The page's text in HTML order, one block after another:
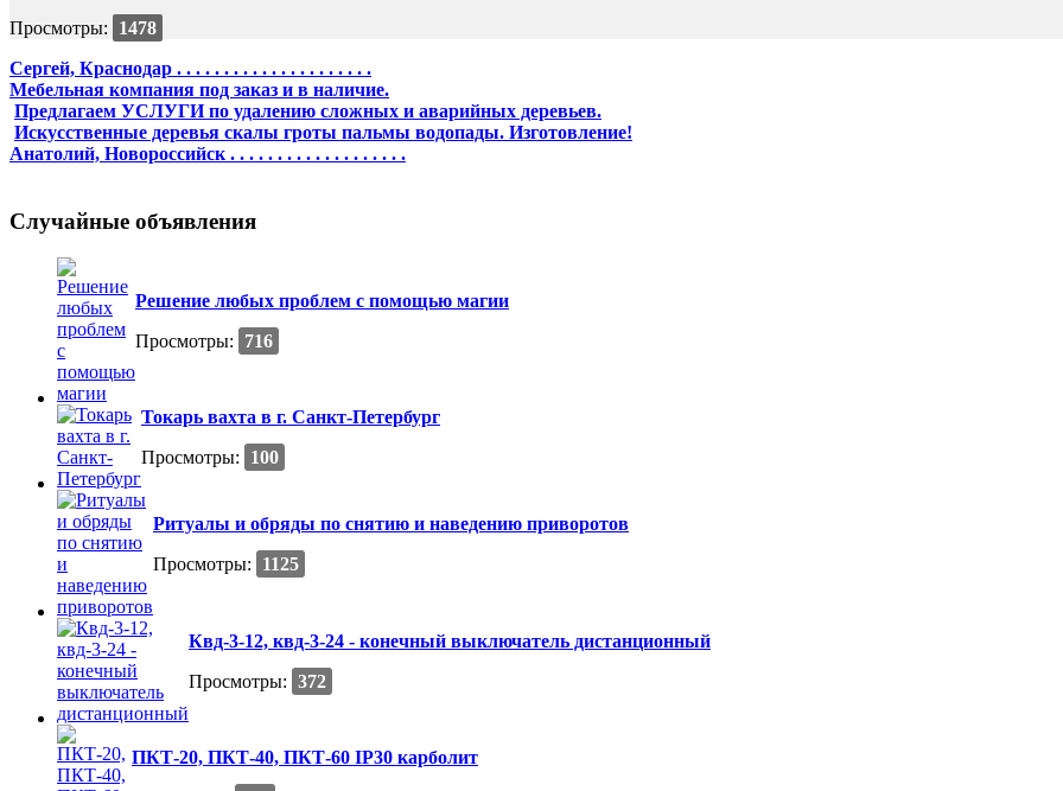
Просмотры:
1478
Сергей, Краснодар . . . . . . . . . . . . . . . . . . . . .
Мебельная компания под заказ и в наличие.
Предлагаем УСЛУГИ по удалению сложных и аварийных деревьев.
Искусственные деревья скалы гроты пальмы водопады. Изготовление!
Анатолий, Новороссийск . . . . . . . . . . . . . . . . . . .
Случайные объявления
Решение любых проблем с помощью магии
Просмотры:
716
Токарь вахта в г. Санкт-Петербург
Просмотры:
100
Ритуалы и обряды по снятию и наведению приворотов
Просмотры:
1125
Квд-3-12, квд-3-24 - конечный выключатель дистанционный
Просмотры: 372
ПКТ-20, ПКТ-40, ПКТ-60 IP30 карболит